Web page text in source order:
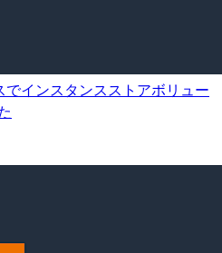
インスタンスストアボリュー